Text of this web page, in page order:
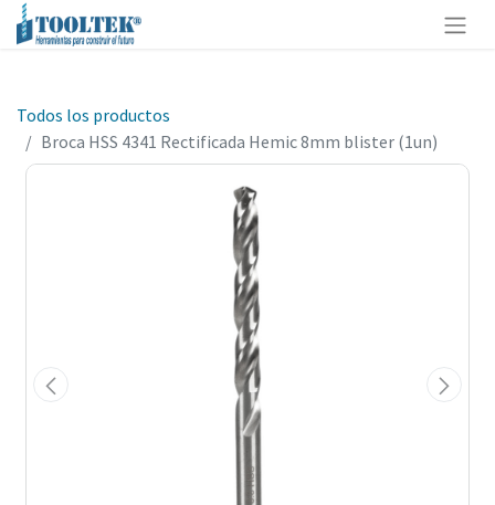
Todos los productos
Broca HSS 4341 Rectificada Hemic 8mm blister (1un)